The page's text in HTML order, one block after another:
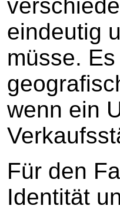
eindeutig
müsse.
wenn ein
Für den
Identität